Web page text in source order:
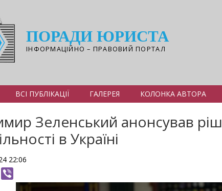
ПОРАДИ ЮРИСТА
ІНФОРМАЦІЙНО – ПРАВОВИЙ ПОРТАЛ
ВСІ ПУБЛІКАЦІЇ ГАЛЕРЕЯ КОЛОНКА АВТОРА
Зеленський анонсував
в Україні
22:06
Telegram